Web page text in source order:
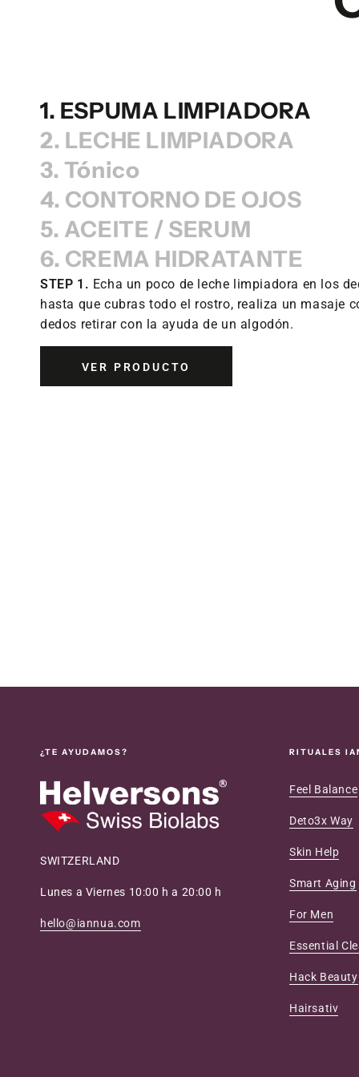
1. ESPUMA LIMPIADORA
2. LECHE LIMPIADORA
3. Tónico
4. CONTORNO DE OJOS
5. ACEITE / SERUM
6. CREMA HIDRATANTE
STEP 1. Echa un poco de leche limpiadora en los
hasta que cubras todo el rostro, realiza un masaje
dedos retirar con la ayuda de un algodón.
VER PRODUCTO
¿TE AYUDAMOS?
SWITZERLAND
Lunes a Viernes 10:00 h a 20:00 h
hello@iannua.com
RITUALES
Feel Balance
Deto3x Way
Skin Help
Smart Aging
For Men
Essential
Hack Beauty
Hairsativ